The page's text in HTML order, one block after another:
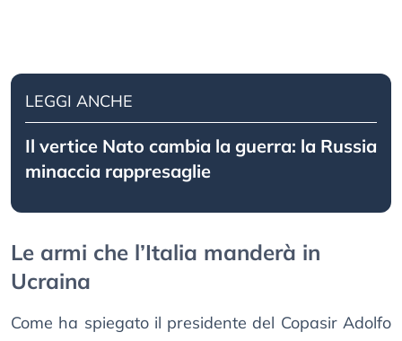
LEGGI ANCHE
Il vertice Nato cambia la guerra: la Russia
minaccia rappresaglie
Le armi che l’Italia manderà in
Ucraina
Come ha spiegato il presidente del Copasir Adolfo